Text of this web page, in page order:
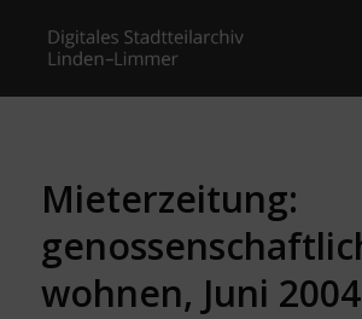
Mieterzeitung:
wohnen, Juni 2004